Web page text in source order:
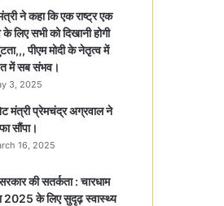
ने कहा कि एक राष्ट्र एक
लिए सभी को दिखानी होगी
पीएम मोदी के नेतृत्व में
में सब संभव।
3, 2025
मंत्री प्रेमचंद्र अग्रवाल ने
सौंपा।
16, 2025
की सतर्कता : चारधाम
2025 के लिए सुदृढ़ स्वास्थ्य